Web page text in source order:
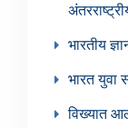
भारतीय
भारत
विख्यात